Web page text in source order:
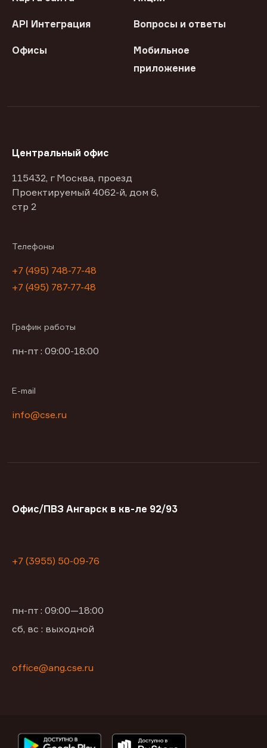
API Интеграция Вопросы и ответы
Офисы
Мобильное
приложение
Центральный офис
115432, г Москва, проезд
Проектируемый 4062-й, дом 6,
стр 2
Телефоны
+7 (495) 748-77-48
+7 (495) 787-77-48
График работы
пн-пт : 09:00-18:00
E-mail
info@cse.ru
Офис/ПВЗ Ангарск в кв-ле 92/93
+7 (3955) 50-09-76
пн-пт : 09:00—18:00
сб, вс : выходной
office@ang.cse.ru